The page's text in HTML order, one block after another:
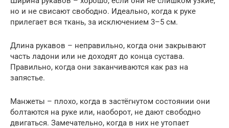
но и не свисают свободно. Идеально, когда к руке
прилегает вся ткань, за исключением 3–5 см.
Длина рукавов – неправильно, когда они закрывают
часть ладони или не доходят до конца сустава.
Правильно, когда они заканчиваются как раз на
запястье.
Манжеты – плохо, когда в застёгнутом состоянии они
болтаются на руке или, наоборот, не дают свободно
двигаться. Замечательно, когда в них не утопает